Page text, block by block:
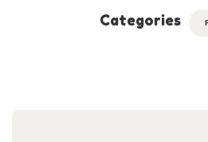
Categories